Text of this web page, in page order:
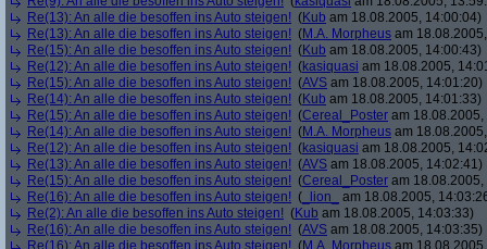
Re(13): An alle die besoffen ins Auto steigen! (Kub am 18.08.2005, 14:00:04)
Re(13): An alle die besoffen ins Auto steigen! (M.A. Morpheus am
Re(15): An alle die besoffen ins Auto steigen! (Kub am 18.08.2005, 14:00:43)
Re(12): An alle die besoffen ins Auto steigen! (kasiquasi am 18.08.2005,
Re(15): An alle die besoffen ins Auto steigen! (AVS am 18.08.2005, 14:01:20)
Re(14): An alle die besoffen ins Auto steigen! (Kub am 18.08.2005, 14:01:33)
Re(15): An alle die besoffen ins Auto steigen! (Cereal_Poster am
Re(14): An alle die besoffen ins Auto steigen! (M.A. Morpheus am
Re(12): An alle die besoffen ins Auto steigen! (kasiquasi am 18.08.2005,
Re(13): An alle die besoffen ins Auto steigen! (AVS am 18.08.2005, 14:02:41)
Re(15): An alle die besoffen ins Auto steigen! (Cereal_Poster am
Re(16): An alle die besoffen ins Auto steigen! ( _lion_
am 18.08.2005,
Re(2): An alle die besoffen ins Auto steigen! (Kub am 18.08.2005, 14:03:33)
Re(16): An alle die besoffen ins Auto steigen! (AVS am 18.08.2005, 14:03:35)
Re(16): An alle die besoffen ins Auto steigen! (M.A. Morpheus am